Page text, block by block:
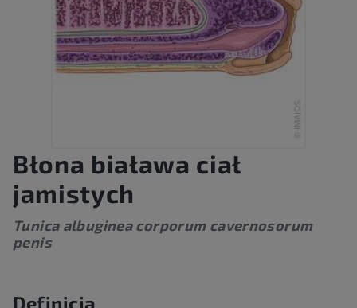
Błona biaława ciał
jamistych
Tunica albuginea corporum cavernosorum
penis
Definicja